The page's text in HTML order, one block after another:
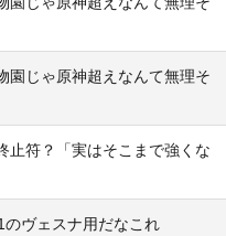
園じゃ原神超えなんて無理そ
止符？「実はそこまで強くな
のヴェスナ用だなこれ